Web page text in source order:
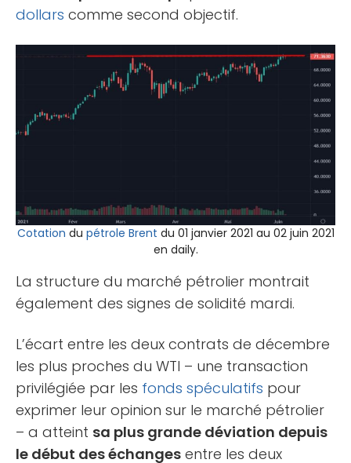
dollars comme second objectif.
Cotation du pétrole Brent du 01 janvier 2021 au 02 juin 2021
en daily.
La structure du marché pétrolier montrait
également des signes de solidité mardi.
L’écart entre les deux contrats de décembre
les plus proches du WTI – une transaction
privilégiée par les fonds spéculatifs pour
exprimer leur opinion sur le marché pétrolier
– a atteint sa plus grande déviation depuis
le début des échanges entre les deux